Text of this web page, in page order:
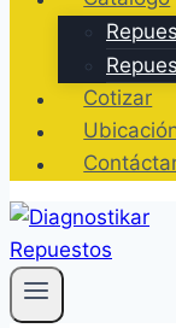
Cotizar